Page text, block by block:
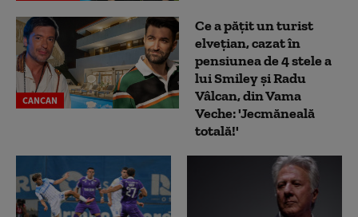
CANCAN
Ce a pățit un turist
elvețian, cazat în
pensiunea de 4 stele a
lui Smiley și Radu
Vâlcan, din Vama
Veche: 'Jecmăneală
totală!'